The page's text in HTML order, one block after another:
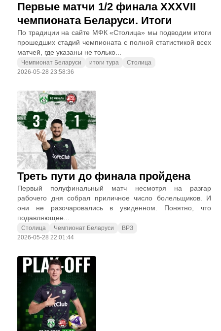
Первые матчи 1/2 финала XXXVII
чемпионата Беларуси. Итоги
По традиции на сайте МФК «Столица» мы подводим итоги
прошедших стадий чемпионата с полной статистикой всех
матчей, где указаны не только...
Чемпионат Беларуси итоги тура
Столица
2026-05-28 23:58:36
Треть пути до финала пройдена
Первый полуфинальный матч несмотря на разгар
рабочего дня собрал приличное число болельщиков. И
они не разочаровались в увиденном. Понятно, что
подавляющее...
Столица Чемпионат Беларуси
ВРЗ
2026-05-28 22:01:44